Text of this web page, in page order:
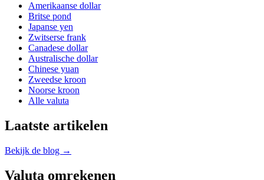
Amerikaanse dollar
Britse pond
Japanse yen
Zwitserse frank
Canadese dollar
Australische dollar
Chinese yuan
Zweedse kroon
Noorse kroon
Alle valuta
Laatste artikelen
Bekijk de blog →
Valuta omrekenen